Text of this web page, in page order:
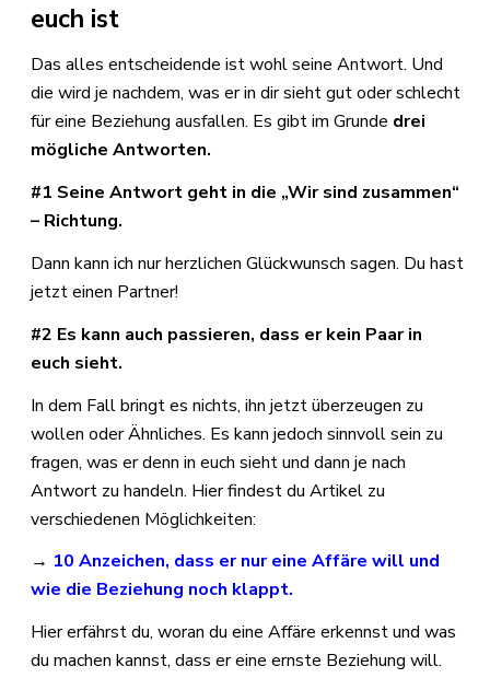
euch ist
Das alles entscheidende ist wohl seine Antwort. Und
die wird je nachdem, was er in dir sieht gut oder schlecht
für eine Beziehung ausfallen. Es gibt im Grunde drei
mögliche Antworten.
#1 Seine Antwort geht in die „Wir sind zusammen“
– Richtung.
Dann kann ich nur herzlichen Glückwunsch sagen. Du hast
jetzt einen Partner!
#2 Es kann auch passieren, dass er kein Paar in
euch sieht.
In dem Fall bringt es nichts, ihn jetzt überzeugen zu
wollen oder Ähnliches. Es kann jedoch sinnvoll sein zu
fragen, was er denn in euch sieht und dann je nach
Antwort zu handeln. Hier findest du Artikel zu
verschiedenen Möglichkeiten:
→ 10 Anzeichen, dass er nur eine Affäre will und
wie die Beziehung noch klappt.
Hier erfährst du, woran du eine Affäre erkennst und was
du machen kannst, dass er eine ernste Beziehung will.